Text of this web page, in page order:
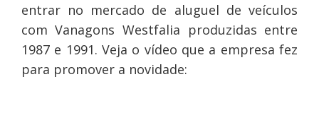
entrar no mercado de aluguel de veículos
com Vanagons Westfalia produzidas entre
1987 e 1991. Veja o vídeo que a empresa fez
para promover a novidade: